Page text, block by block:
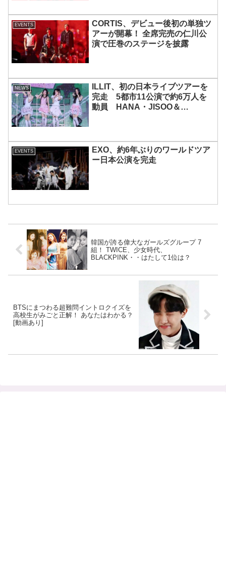
EVENTS
CORTIS、デビュー後初の単独ツ
アーが開幕！ 全席完売の仁川公
演で圧巻のステージを披露
NEWS
ILLIT、初の日本ライブツアーを
完走 5都市11公演で約6万人を
動員 HANA・JISOO＆
EVENTS
EXO、約6年ぶりのワールドツア
ー日本公演を完走
韓国が誇る偉大なガールズグループ 7
組！ TWICE、少女時代、
BLACKPINK・・はたして1位は？
BTSにまつわる超難問イントロクイズを
高校生がみごと正解！ あなたはわかる？
[動画あり]